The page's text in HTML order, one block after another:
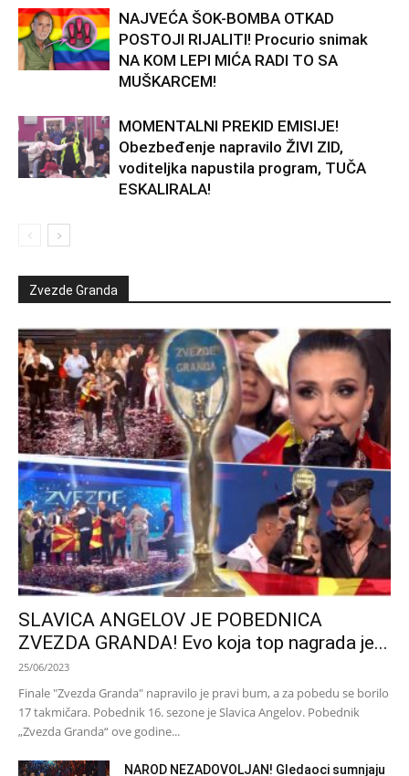
NAJVEĆA ŠOK-BOMBA OTKAD
POSTOJI RIJALITI! Procurio snimak
NA KOM LEPI MIĆA RADI TO SA
MUŠKARCEM!
MOMENTALNI PREKID EMISIJE!
Obezbeđenje napravilo ŽIVI ZID,
voditeljka napustila program, TUČA
ESKALIRALA!
Zvezde Granda
SLAVICA ANGELOV JE POBEDNICA
ZVEZDA GRANDA! Evo koja top nagrada je...
25/06/2023
Finale "Zvezda Granda" napravilo je pravi bum, a za pobedu se borilo
17 takmičara. Pobednik 16. sezone je Slavica Angelov. Pobednik
„Zvezda Granda“ ove godine...
NAROD NEZADOVOLJAN! Gledaoci sumnjaju